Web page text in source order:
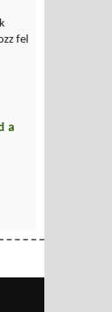
fel
a